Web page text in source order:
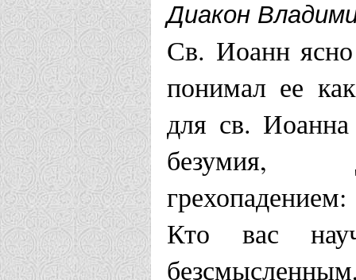
Храм
Храм
Маслово
Диакон
Св. Иоанн
понимал ее
для св. Иоанна
безумия,
Кто вас